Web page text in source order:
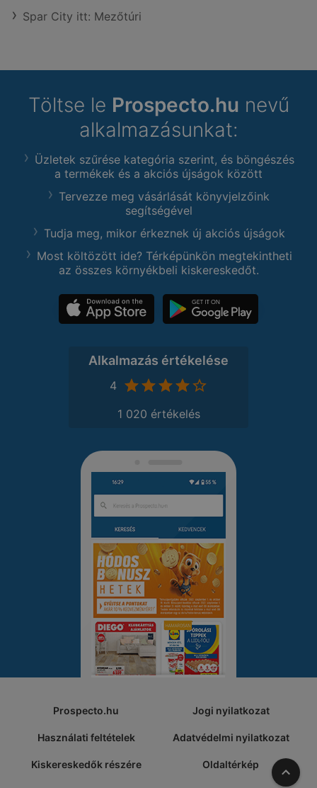
Spar City itt: Mezőtúri
Töltse le Prospecto.hu nevű
alkalmazásunkat:
Üzletek szűrése kategória szerint, és böngészés
a termékek és a akciós újságok között
Tervezze meg vásárlását könyvjelzőink
segítségével
Tudja meg, mikor érkeznek új akciós újságok
Most költözött ide? Térképünkön megtekintheti
az összes környékbeli kiskereskedőt.
Alkalmazás értékelése
4
1 020 értékelés
Prospecto.hu Jogi nyilatkozat
Használati feltételek Adatvédelmi nyilatkozat
Kiskereskedők részére Oldaltérkép A